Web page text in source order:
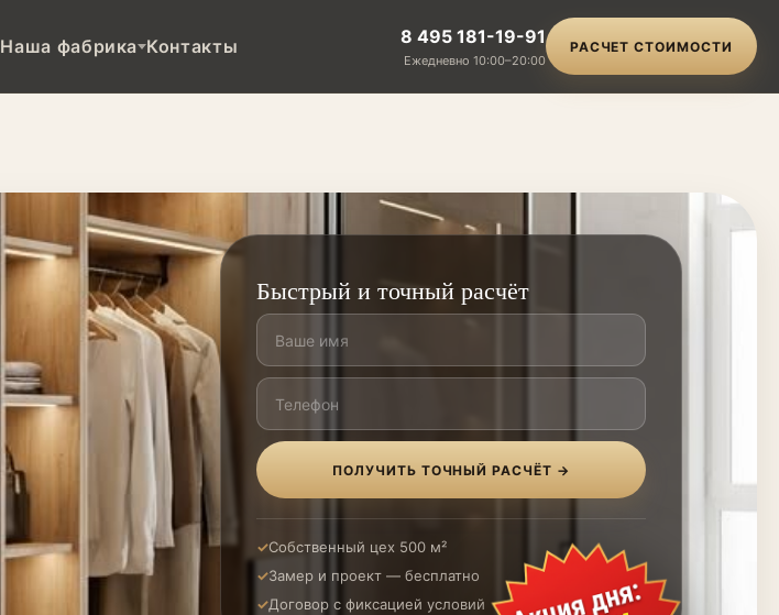
Наша фабрика Контакты 8 495 181-19-91
Ежедневно 10:00–20:00
РАСЧЕТ СТОИМОСТИ
Быстрый и точный расчёт
ПОЛУЧИТЬ ТОЧНЫЙ РАСЧЁТ →
Собственный цех 500 м²
Замер и проект — бесплатно
Договор с фиксацией условий